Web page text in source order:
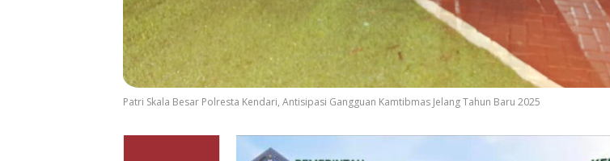
Patri Skala Besar Polresta Kendari, Antisipasi Gangguan Kamtibmas Jelang Tahun Baru 2025